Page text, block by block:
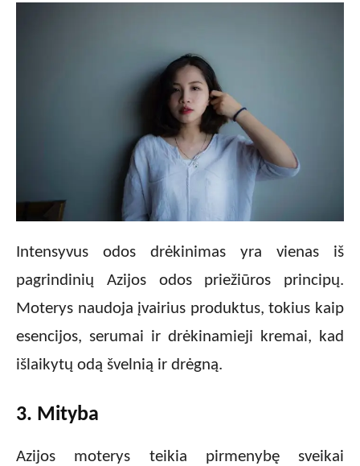
Intensyvus odos drėkinimas yra vienas iš
pagrindinių Azijos odos priežiūros principų.
Moterys naudoja įvairius produktus, tokius kaip
esencijos, serumai ir drėkinamieji kremai, kad
išlaikytų odą švelnią ir drėgną.
3. Mityba
Azijos moterys teikia pirmenybę sveikai